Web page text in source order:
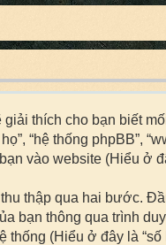
thích cho bạn biết
họ”, “hệ thống phpBB”,
vào website (Hiểu ở
thập qua hai bước.
bạn thông qua trình
(Hiểu ở đây là